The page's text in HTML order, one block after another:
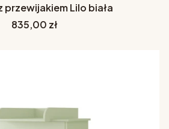
przewijakiem Lilo biała
Cena
835,00 zł